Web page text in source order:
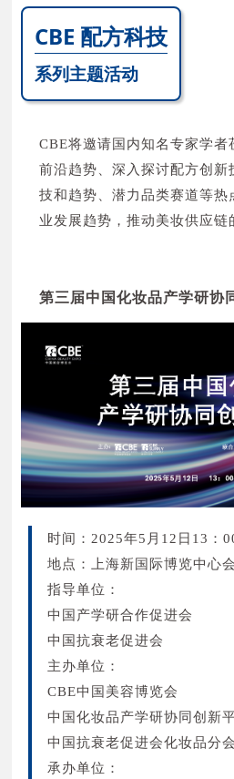
余姚市烙丽化妆品包装有限公
深圳市小红笔化妆品有限公司
余姚市永胜喷雾器有限公司
娇时日化（杭州）股份有限公
浙江敬骋新材料科技有限公
苏州利鹏塑胶有限公司
湖南美日洁宝无纺布有限公司广州
上海新奎塑胶科技有限公司
珠海伊斯佳科技股份有限公
旖帆生物科技（上海）有限
广东三好科技有限公司 N1F09
广州多多化妆品有限公司
唯客乐化妆品（杭州）有限
广州高迪生物科技有限公司
余姚市佳隆喷雾器有限公司
南京欧亚香精香料有限公司
绮丽华美妆制品（湖州）有
余姚市硕泓日用品有限公司
珠海亚拓生物科技有限公司
余姚市百雅塑业有限公司
广州金磁实业有限公司 N1C01
广州诗苧化妆品有限公司
余姚市杰明喷雾器有限公司
昆山天龙美容用具有限公司
雅皇廷包装（深圳）有限公司
佛山市瑞利包装科技有限公司
浙江弘益塑业有限公司 N1V34
湖州开森化妆品科技有限公司
上海馥优化妆品有限公司
浙江雅颜生物科技有限公司
南通优好佳包装材料有限公司
广州顶冠生物有限公司
广州市雅鹏精细化工有限公
中山市鼎洁塑料包装有限公
苏州工业园区安诺科斯化妆品研发
蒂美妮(北京)国际商贸有限公
上海艾美兰实业有限公司
江苏伟创塑胶制品有限公司
广州科盈化妆品有限公司
爱乐星丽化妆品制造（上海）
义乌市雅后化妆品有限公司
安科化妆品（浙江）有限公
上海浩韵化妆品有限公司
广州汉方医学生物科技有限公
华美康妍（苏州）生物科技有
宁波伊霖竹艺科技有限公司
时代生物科技（深圳）有限公
融汇智造科技（广州）有限公
杭州珈创生物科技有限公司
科思美碧优蒂化妆品（南通）
雅珂迪包装科技（苏州）有限
张家港大造气雾剂有限公司
广东鼎尖国际生物科技有限公
丽水美学生物科技有限公司
山东福瑞达生物股份有限公司
青蓝紫（杭州）进出口有限公
CBE 配方科技
系列主题活动
CBE将邀请国内知名专家学者
前沿趋势、深入探讨配方创新
技和趋势、潜力品类赛道等热
业发展趋势，推动美妆供应链
第三届中国化妆品产学研协
时间：2025年5月12日13：
地点：上海新国际博览中心
指导单位：
中国产学研合作促进会
中国抗衰老促进会
主办单位：
CBE中国美容博览会
中国化妆品产学研协同创新
中国抗衰老促进会化妆品分会
承办单位：